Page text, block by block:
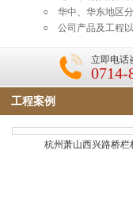
○ 华中、华东地区
○ 公司产品及工程以
立即电话
0714-
工程案例
杭州萧山西兴路桥栏